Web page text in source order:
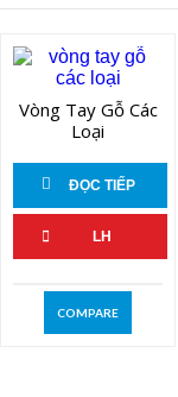
Vòng Tay Gỗ Các
Loại
ĐỌC TIẾP
LH
COMPARE